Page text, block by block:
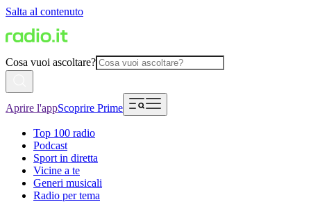
Salta al contenuto
Cosa vuoi ascoltare?
Aprire l'appScoprire Prime
Top 100 radio
Podcast
Sport in diretta
Vicine a te
Generi musicali
Radio per tema